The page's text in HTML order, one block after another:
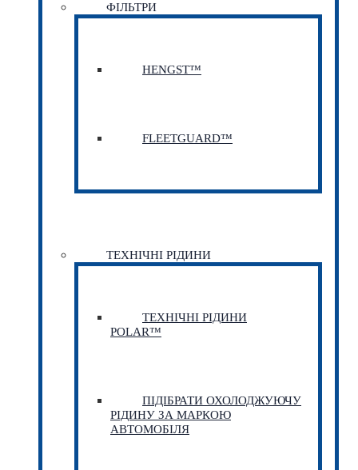
ФІЛЬТРИ
HENGST™
FLEETGUARD™
ТЕХНІЧНІ РІДИНИ
ТЕХНІЧНІ РІДИНИ
POLAR™
ПІДІБРАТИ ОХОЛОДЖУЮЧУ
РІДИНУ ЗА МАРКОЮ
АВТОМОБІЛЯ